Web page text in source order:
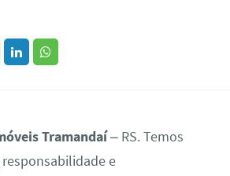
Tramandaí– RS. Temos
e